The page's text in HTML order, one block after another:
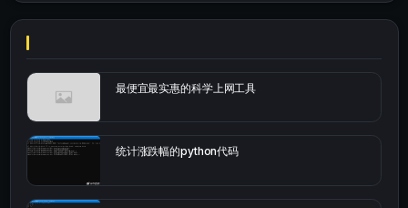
最便宜最实惠的科学上网工具
统计涨跌幅的python代码